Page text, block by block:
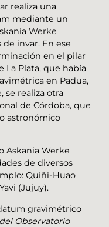
realiza una
mediante un
Werke
invar. En ese
en el pilar
La Plata, que había
en Padua,
se realiza otra
de Córdoba, que
astronómico
Askania Werke
de diversos
Quiñi-Huao
(Jujuy).
gravimétrico
Observatorio